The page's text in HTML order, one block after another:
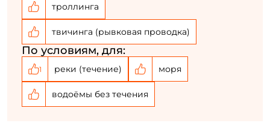
троллинга
твичинга (рывковая проводка)
По условиям, для:
1 реки (течение) моря
водоёмы без течения
Повторите пароль: *
Заполняя данную форму вы соглашаетесь на обработку
персональных данных
Создать аккаунт